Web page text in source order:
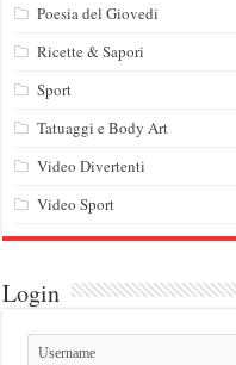
Poesia del Giovedi
Ricette & Sapori
Sport
Tatuaggi e Body Art
Video Divertenti
Video Sport
Login